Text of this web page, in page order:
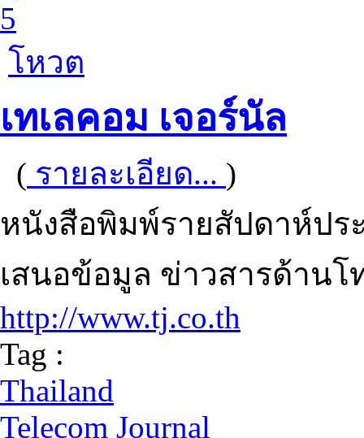
5
โหวต
เทเลคอม เจอร์นัล
( รายละเอียด... )
หนังสือพิมพ์รายสัปดาห์ปร
เสนอข้อมูล ข่าวสารด้าน
http://www.tj.co.th
Tag :
Thailand
Telecom Journal